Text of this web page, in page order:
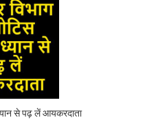
से पढ़ लें आयकरदाता